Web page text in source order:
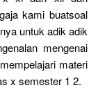
kami buatsoal
untuk adik adik
mengenai
materi
x semester 1 2.